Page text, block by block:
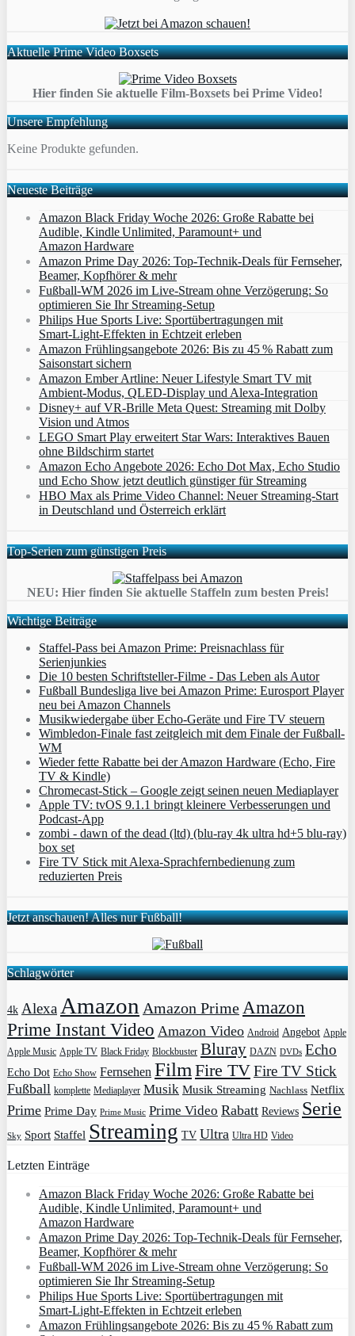
Aktuelle Prime Video Boxsets
Hier finden Sie aktuelle Film-Boxsets bei Prime Video!
Unsere Empfehlung
Keine Produkte gefunden.
Neueste Beiträge
Amazon Black Friday Woche 2026: Große Rabatte bei
Audible, Kindle Unlimited, Paramount+ und
Amazon Hardware
Amazon Prime Day 2026: Top-Technik-Deals für Fernseher,
Beamer, Kopfhörer & mehr
Fußball-WM 2026 im Live-Stream ohne Verzögerung: So
optimieren Sie Ihr Streaming-Setup
Philips Hue Sports Live: Sportübertragungen mit
Smart‑Light‑Effekten in Echtzeit erleben
Amazon Frühlingsangebote 2026: Bis zu 45 % Rabatt zum
Saisonstart sichern
Amazon Ember Artline: Neuer Lifestyle Smart TV mit
Ambient‑Modus, QLED‑Display und Alexa‑Integration
Disney+ auf VR-Brille Meta Quest: Streaming mit Dolby
Vision und Atmos
LEGO Smart Play erweitert Star Wars: Interaktives Bauen
ohne Bildschirm startet
Amazon Echo Angebote 2026: Echo Dot Max, Echo Studio
und Echo Show jetzt deutlich günstiger für Streaming
HBO Max als Prime Video Channel: Neuer Streaming‑Start
in Deutschland und Österreich erklärt
Top-Serien zum günstigen Preis
NEU: Hier finden Sie aktuelle Staffeln zum besten Preis!
Wichtige Beiträge
Staffel-Pass bei Amazon Prime: Preisnachlass für
Serienjunkies
Die 10 besten Schriftsteller-Filme - Das Leben als Autor
Fußball Bundesliga live bei Amazon Prime: Eurosport Player
neu bei Amazon Channels
Musikwiedergabe über Echo-Geräte und Fire TV steuern
Wimbledon-Finale fast zeitgleich mit dem Finale der Fußball-
WM
Wieder fette Rabatte bei der Amazon Hardware (Echo, Fire
TV & Kindle)
Chromecast-Stick – Google zeigt seinen neuen Mediaplayer
Apple TV: tvOS 9.1.1 bringt kleinere Verbesserungen und
Podcast-App
zombi - dawn of the dead (ltd) (blu-ray 4k ultra hd+5 blu-ray)
box set
Fire TV Stick mit Alexa-Sprachfernbedienung zum
reduzierten Preis
Jetzt anschauen! Alles nur Fußball!
Schlagwörter
4k AlexaAmazon Amazon PrimeAmazon
Prime Instant Video Amazon Video Android Angebot Apple
Apple Music Apple TV Black Friday Blockbuster Bluray DAZN DVDs Echo
Echo Dot Echo Show Fernsehen FilmFire TVFire TV Stick
Fußball komplette Mediaplayer Musik Musik Streaming Nachlass Netflix
Prime Prime Day Prime Music Prime Video Rabatt Reviews Serie
Sky Sport Staffel Streaming TV Ultra Ultra HD Video
Letzten Einträge
Amazon Black Friday Woche 2026: Große Rabatte bei
Audible, Kindle Unlimited, Paramount+ und
Amazon Hardware
Amazon Prime Day 2026: Top-Technik-Deals für Fernseher,
Beamer, Kopfhörer & mehr
Fußball-WM 2026 im Live-Stream ohne Verzögerung: So
optimieren Sie Ihr Streaming-Setup
Philips Hue Sports Live: Sportübertragungen mit
Smart‑Light‑Effekten in Echtzeit erleben
Amazon Frühlingsangebote 2026: Bis zu 45 % Rabatt zum